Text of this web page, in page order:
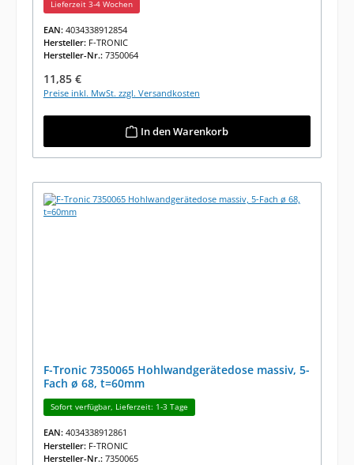
Lieferzeit 3-4 Wochen
EAN: 4034338912854
Hersteller: F-TRONIC
Hersteller-Nr.: 7350064
Regulärer Preis:
11,85 €
Preise inkl. MwSt. zzgl. Versandkosten
In den Warenkorb
F-Tronic 7350065 Hohlwandgerätedose massiv, 5-
Fach ø 68, t=60mm
Sofort verfügbar, Lieferzeit: 1-3 Tage
EAN: 4034338912861
Hersteller: F-TRONIC
Hersteller-Nr.: 7350065